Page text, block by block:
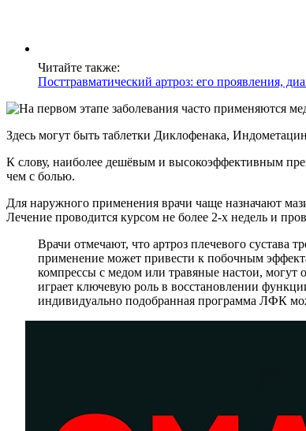
Читайте также:
Посттравматический артроз: его проявления,
Здесь могут быть таблетки Диклофенака,
К слову, наиболее дешёвым и высокоэффективным
чем с болью.
Для наружного применения врачи чаще назначают
Лечение проводится курсом не более 2-х недель и
Врачи отмечают, что артроз плечевого сустава
применение может привести к побочным
компрессы с медом или травяные настои, могут
играет ключевую роль в восстановлении
индивидуально подобранная программа ЛФК